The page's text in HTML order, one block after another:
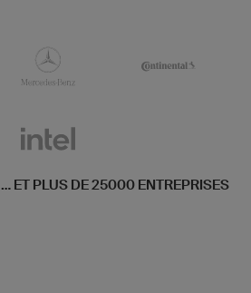
... ET PLUS DE 25000 ENTREPRISES